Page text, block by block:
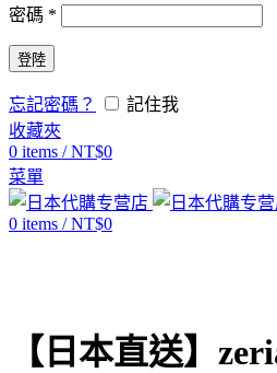
密碼 *
登陸
忘記密碼？
記住我
收藏夾
0 items / NT$0
菜單
0 items / NT$0
【日本直送】